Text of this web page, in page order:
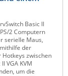
Basic II
2 Computern
serielle Maus,
der
zwischen
VGA KVM
um die